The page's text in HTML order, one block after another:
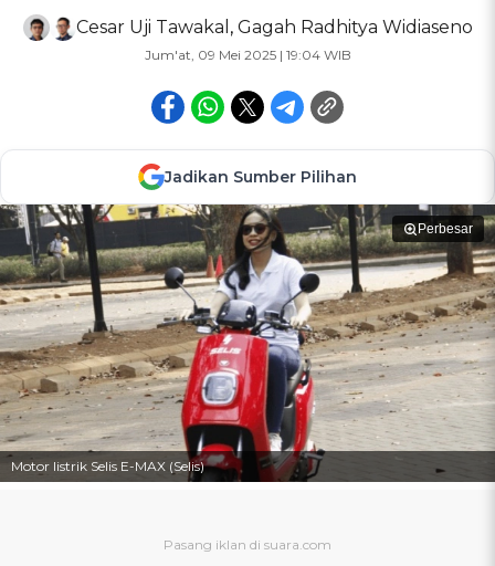
Cesar Uji Tawakal , Gagah Radhitya Widiaseno
Jum'at, 09 Mei 2025 | 19:04 WIB
Jadikan Sumber Pilihan
Perbesar
Motor listrik Selis E-MAX (Selis)